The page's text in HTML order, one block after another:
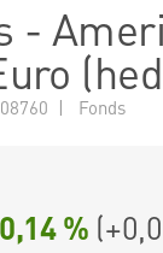
-
| Fonds
% (